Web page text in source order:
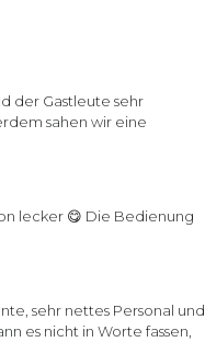
der Gastleute sehr
sahen wir eine
lecker 😋 Die Bedienung
sehr nettes Personal und
es nicht in Worte fassen,